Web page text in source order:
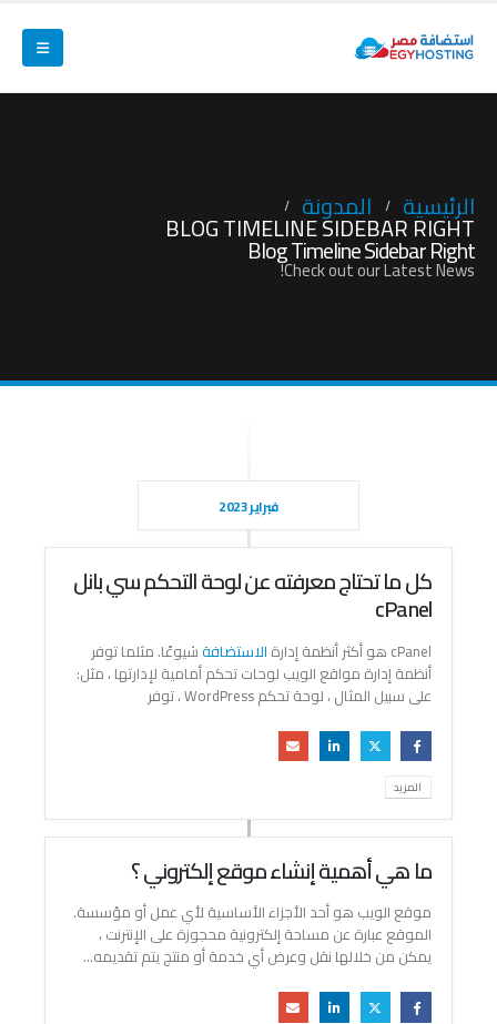
الرئيسية المدونة
BLOG TIMELINE SIDEBAR RIGHT
Blog Timeline Sidebar Right
Check out our Latest News!
فبراير 2023
كل ما تحتاج معرفته عن لوحة التحكم سي بانل
cPanel
cPanel هو أكثر أنظمة إدارة الاستضافة شيوعًا. مثلما توفر
أنظمة إدارة مواقع الويب لوحات تحكم أمامية لإدارتها ، مثل:
على سبيل المثال ، لوحة تحكم WordPress ، توفر
المزيد
ما هي أهمية إنشاء موقع إلكتروني ؟
موقع الويب هو أحد الأجزاء الأساسية لأي عمل أو مؤسسة.
الموقع عبارة عن مساحة إلكترونية محجوزة على الإنترنت ،
يمكن من خلالها نقل وعرض أي خدمة أو منتج يتم تقديمه...